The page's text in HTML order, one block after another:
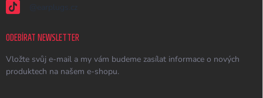
@earplugs.cz
ODEBÍRAT NEWSLETTER
Vložte svůj e-mail a my vám budeme zasílat informace o nových
produktech na našem e-shopu.